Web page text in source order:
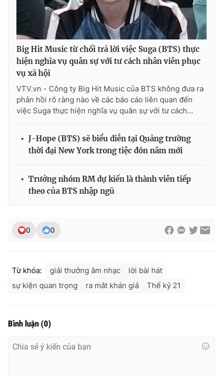
Ðiện thoại Thời báo VTV:
024.66 897 897
Email:
toasoan@vtv.vn
Liên hệ quảng cáo:
024-7300.7108
® Cấm sao chép dưới mọi hình thức nếu không có sự chấp
thuận bằng văn bản. Ghi rõ nguồn VTV.vn khi phát hành lại
thông tin từ website này.
Big Hit Music từ chối trả lời việc Suga (BTS) thực
hiện nghĩa vụ quân sự với tư cách nhân viên phục
vụ xã hội
VTV.vn - Công ty Big Hit Music của BTS không đưa ra
phản hồi rõ ràng nào về các báo cáo liên quan đến
việc Suga thực hiện nghĩa vụ quân sự với tư cách...
J-Hope (BTS) sẽ biểu diễn tại Quảng trường
thời đại New York trong tiệc đón năm mới
Trưởng nhóm RM dự kiến là thành viên tiếp
theo của BTS nhập ngũ
0 0
Từ khóa: giải thưởng âm nhạc
lời bài hát
sự kiện quan trọng
ra mắt khán giả Thế kỷ 21
Bình luận (0)